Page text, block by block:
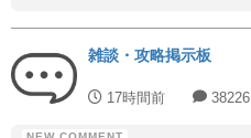
雑談・攻略掲示板
17時間前 38226